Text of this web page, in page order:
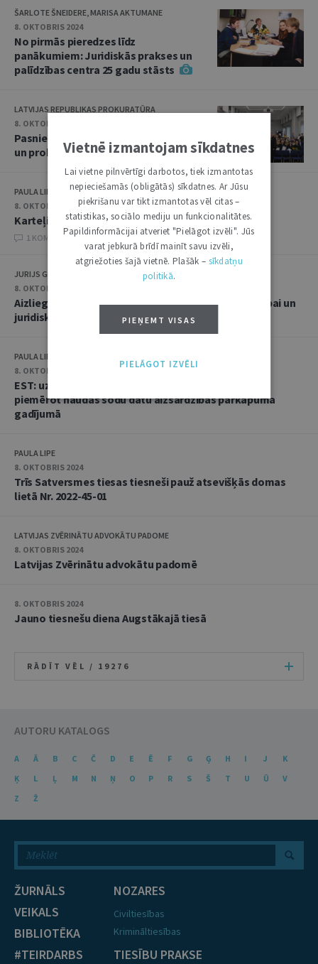
ŠARLOTE ŠNEIDERE, MARISA AKTUMANE
8. OKTOBRIS 2024
No pirmās pieredzes līdz
panākumiem: Juridiskās prakses un
palīdzības centra 25 gadu stāsts
LATVIJAS REPUBLIKAS PROKURATŪRA
8. OKTOBRIS 2024
Pasniegti apbalvojumi prokuroriem
un prokuratūras darbiniekiem
PAULA LIPE
8. OKTOBRIS 2024
Karteļi paliek nekriminalizēti
1 KOMENTĀRI
JURIJS GEORGS RUSAKOVS
8. OKTOBRIS 2024
Aizliegums sniegt juridisko palīdzību Krievijas valdībai un
juridiskām personām paliek spēkā
PAULA LIPE
8. OKTOBRIS 2024
EST: uzraudzības iestādei nav pienākuma vienmēr
piemērot naudas sodu datu aizsardzības pārkāpuma
gadījumā
PAULA LIPE
8. OKTOBRIS 2024
Trīs Satversmes tiesas tiesneši pauž atsevišķās domas
lietā Nr. 2022-45-01
LATVIJAS ZVĒRINĀTU ADVOKĀTU PADOME
8. OKTOBRIS 2024
Latvijas Zvērinātu advokātu padomē
8. OKTOBRIS 2024
Jauno tiesnešu diena Augstākajā tiesā
RĀDĪT VĒL / 19276
AUTORU KATALOGS
A Ā B C Č D E Ē F G Ģ H I J
K
Ķ
L Ļ M N Ņ O P R S Š T U Ū
V
Z
Ž
ŽURNĀLS
VEIKALS
BIBLIOTĒKA
#TEIRDARBS
NOZARES
Civiltiesības
Krimināltiesības
TIESĪBU PRAKSE
Vietnē izmantojam sīkdatnes
Lai vietne pilnvērtīgi darbotos, tiek izmantotas
nepieciešamās (obligātās) sīkdatnes. Ar Jūsu
piekrišanu var tikt izmantotas vēl citas –
statistikas, sociālo mediju un funkcionalitātes.
Papildinformācijai atveriet "Pielāgot izvēli". Jūs
varat jebkurā brīdī mainīt savu izvēli,
atgriežoties šajā vietnē. Plašāk – sīkdatņu
politikā.
PIEŅEMT VISAS
PIELĀGOT IZVĒLI